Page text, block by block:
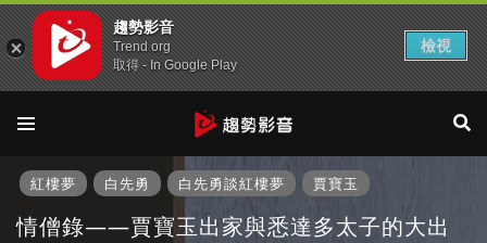
紅樓夢 白先勇 白先勇談紅樓夢 賈寶玉
情僧錄——賈寶玉出家與悉達多太子的大出
趨勢影音
Trend org
取得 - In Google Play
檢視